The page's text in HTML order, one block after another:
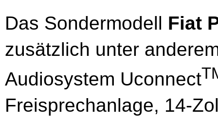
Das Sondermodell Fiat
zusätzlich unter
Audiosystem Uconnect
Freisprechanlage, 14-